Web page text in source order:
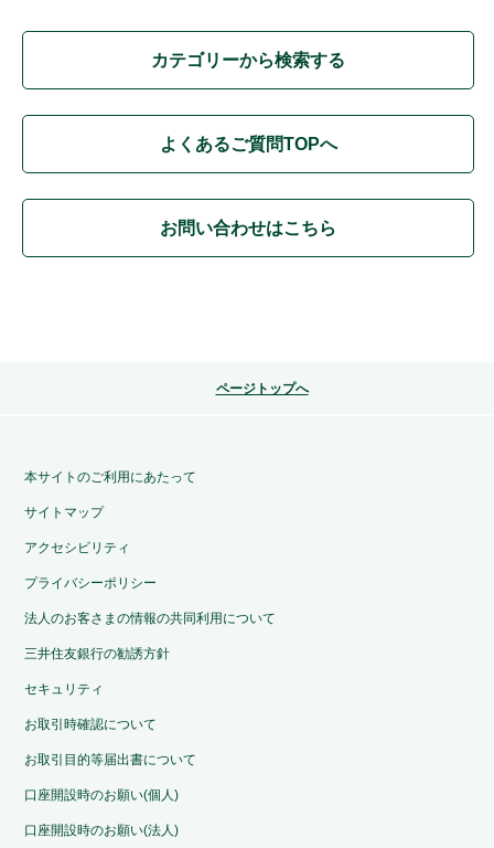
カテゴリーから検索する
よくあるご質問TOPへ
お問い合わせはこちら
ページトップへ
本サイトのご利用にあたって
サイトマップ
アクセシビリティ
プライバシーポリシー
法人のお客さまの情報の共同利用について
三井住友銀行の勧誘方針
セキュリティ
お取引時確認について
お取引目的等届出書について
口座開設時のお願い(個人)
口座開設時のお願い(法人)